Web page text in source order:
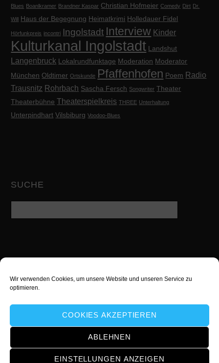
Wir verwenden Cookies, um unsere Website und unseren Service zu
optimieren.
COOKIES AKZEPTIEREN
ABLEHNEN
EINSTELLUNGEN ANZEIGEN
Blues Boanlkramer Brandner Kaspar Christian Hofmeier Comedy Dirt Dr.
Will Haus der Begegnung Heimatkrimi Holledauer Fidel
Hörfunkpreis incontri Ingolstadt Interview Kinder
Kulturkanal Ingolstadt Landshut
Langenbruck Lokalrundfunktage Moderation Moderator
München Oldtimer Ortskunde Pfaffenhofen Poem Radio
Trausnitz Rohrbach Sascha Fersch Songwriter Theater
Theaterbühne Theaterspielkreis THREE Unterhaltung
Unterpindhart Vilsbiburg Voodoo-Blues
SUCHE
Twitter Facebook Google
YouTube instagram Xing